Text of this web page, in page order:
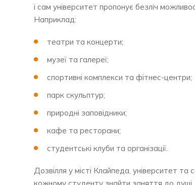
і сам університет пропонує безліч
Наприклад:
театри та концерти;
музеї та галереї;
спортивні комплекси та фітнес-центри;
парк скульптур;
природні заповідники;
кафе та ресторани;
студентські клуби та організації.
Дозвілля у місті Клайпеда, університет